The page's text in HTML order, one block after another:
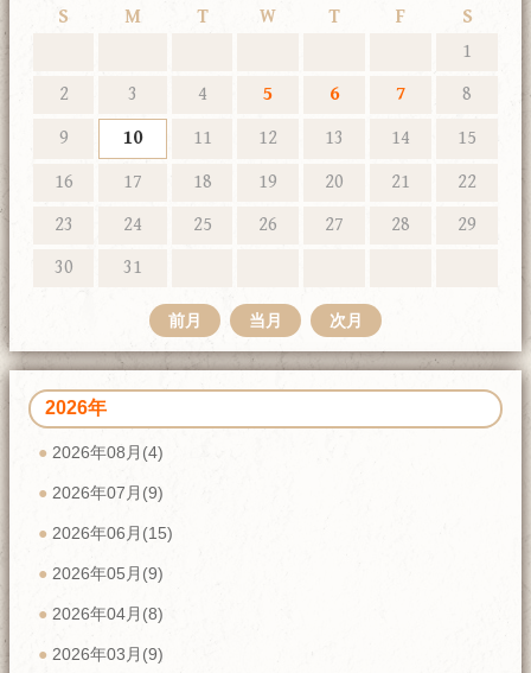
S M T W T F
S
1
2
3 4 5 6 7
8
9
10 11 12 13 14
15
16
17 18 19 20 21
22
23
24 25 26 27 28
29
30
31
前月 当月 次月
2026年
2026年08月(4)
2026年07月(9)
2026年06月(15)
2026年05月(9)
2026年04月(8)
2026年03月(9)